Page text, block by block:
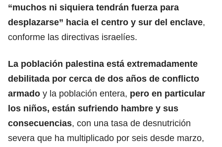
“muchos ni siquiera tendrán fuerza para
desplazarse” hacia el centro y sur del enclave,
conforme las directivas israelíes.
La población palestina está extremadamente
debilitada por cerca de dos años de conflicto
armado y la población entera, pero en particular
los niños, están sufriendo hambre y sus
consecuencias, con una tasa de desnutrición
severa que ha multiplicado por seis desde marzo,